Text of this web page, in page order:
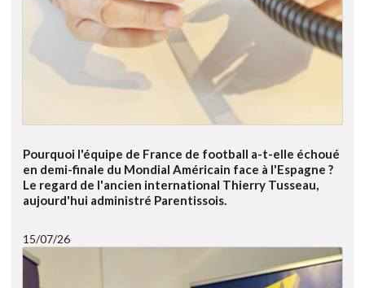
Pourquoi l'équipe de France de football a-t-elle échoué
en demi-finale du Mondial Américain face à l'Espagne ?
Le regard de l'ancien international Thierry Tusseau,
aujourd'hui administré Parentissois.
15/07/26